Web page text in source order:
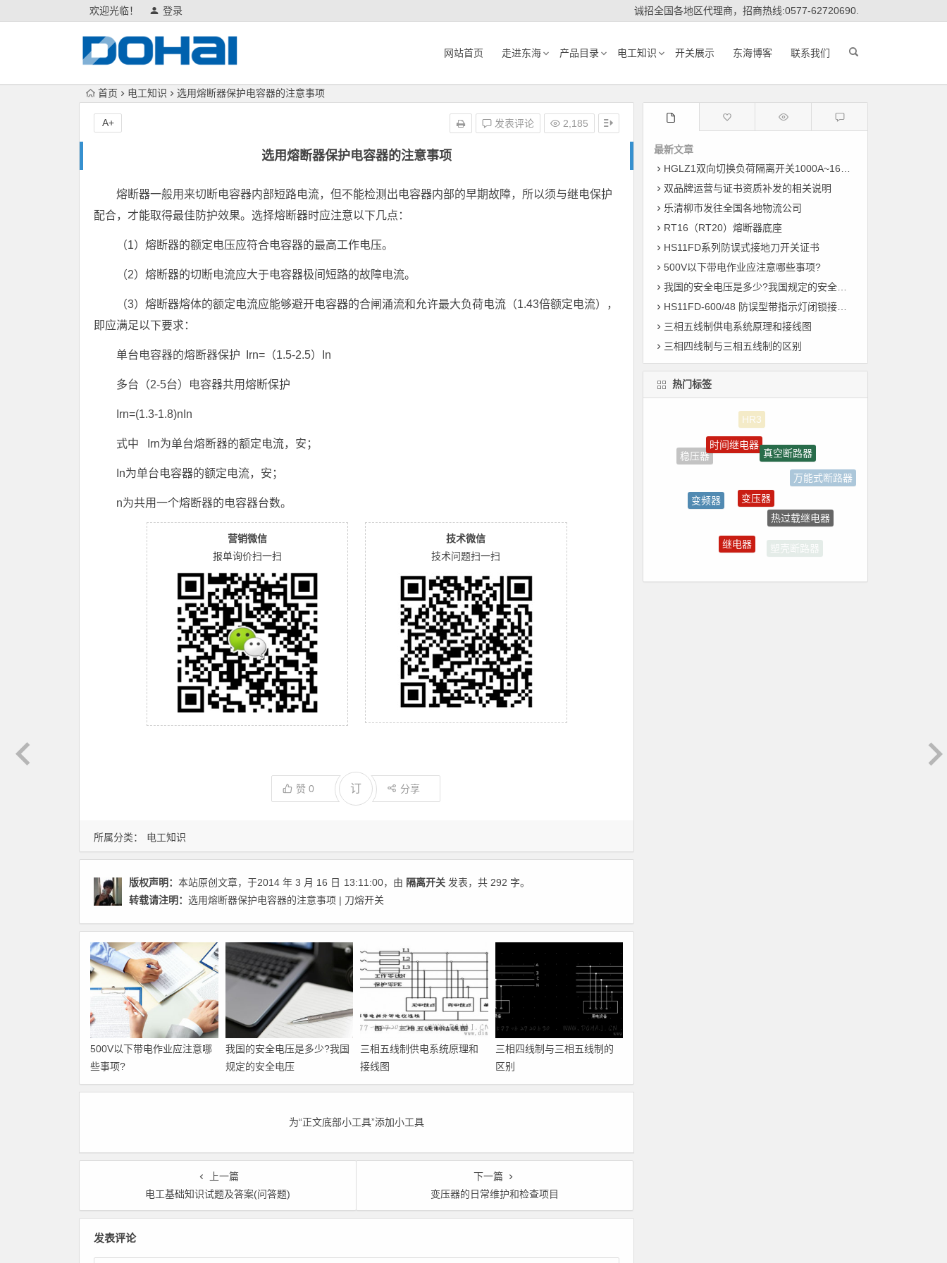
欢迎光临！ 登录 诚招全国各地区代理商，招商热线:0577-62720690.
网站首页 走进东海 产品目录 电工知识 开关展示 东海博客 联系我们
首页 电工知识 选用熔断器保护电容器的注意事项
选用熔断器保护电容器的注意事项
发表评论 2,185
A+
所属分类： 电工知识
熔断器一般用来切断电容器内部短路电流，但不能检测出电容器内部的早期故障，所以须与继电保护
配合，才能取得最佳防护效果。选择熔断器时应注意以下几点：
（1）熔断器的额定电压应符合电容器的最高工作电压。
（2）熔断器的切断电流应大于电容器极间短路的故障电流。
（3）熔断器熔体的额定电流应能够避开电容器的合闸涌流和允许最大负荷电流（1.43倍额定电流），
即应满足以下要求：
单台电容器的熔断器保护 Irn=（1.5-2.5）In
多台（2-5台）电容器共用熔断保护
Irn=(1.3-1.8)nIn
式中 Irn为单台熔断器的额定电流，安；
In为单台电容器的额定电流，安；
n为共用一个熔断器的电容器台数。
营销微信
报单询价扫一扫
技术微信
技术问题扫一扫
赞 0 订 分享
版权声明： 本站原创文章，于2014 年 3 月 16 日 13:11:00，由 隔离开关 发表，共 292 字。
转载请注明： 选用熔断器保护电容器的注意事项 | 刀熔开关
500V以下带电作业应注意哪
些事项?
我国的安全电压是多少?我国
规定的安全电压
三相五线制供电系统原理和
接线图
三相四线制与三相五线制的
区别
为“正文底部小工具”添加小工具
上一篇
电工基础知识试题及答案(问答题)
下一篇
变压器的日常维护和检查项目
发表评论
最新文章
HGLZ1双向切换负荷隔离开关1000A~1600A
双品牌运营与证书资质补发的相关说明
乐清柳市发往全国各地物流公司
RT16（RT20）熔断器底座
HS11FD系列防误式接地刀开关证书
500V以下带电作业应注意哪些事项?
我国的安全电压是多少?我国规定的安全电压
HS11FD-600/48 防误型带指示灯闭锁接地刀开关
三相五线制供电系统原理和接线图
三相四线制与三相五线制的区别
热门标签
稳压器
时间继电器
真空断路器
万能式断路器
热过载继电器
塑壳断路器
继电器